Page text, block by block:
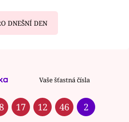
DNEŠNÍ DEN
Vaše šťastná čísla
17 12 46 2